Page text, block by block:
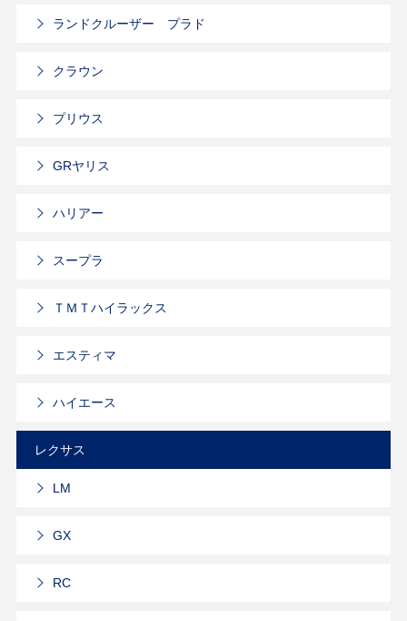
ランドクルーザー プラド
クラウン
プリウス
GRヤリス
ハリアー
スープラ
ＴＭＴハイラックス
エスティマ
ハイエース
レクサス
LM
GX
RC